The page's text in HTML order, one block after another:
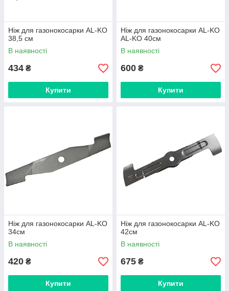
Ніж для газонокосарки AL-KO
38,5 см
В наявності
434 ₴
Купити
Ніж для газонокосарки AL-KO
AL-KO 40см
В наявності
600 ₴
Купити
Ніж для газонокосарки AL-KO
34см
В наявності
420 ₴
Купити
Ніж для газонокосарки AL-KO
42см
В наявності
675 ₴
Купити